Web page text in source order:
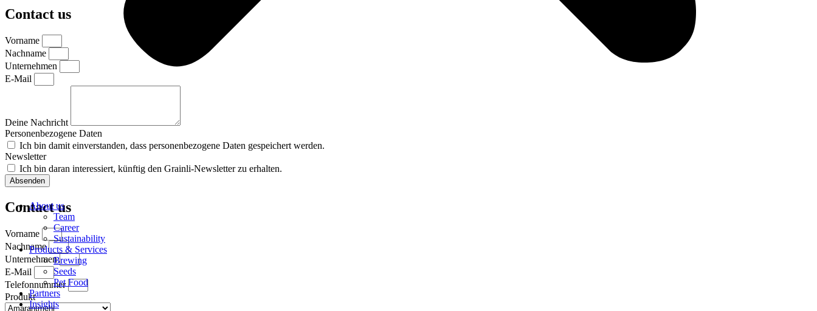
About us
Team
Career
Sustainability
Products & Services
Brewing
Seeds
Pet Food
Partners
Insights
Contact us
Vorname
Nachname
Unternehmen
E-Mail
Deine Nachricht
Personenbezogene Daten
Ich bin damit einverstanden, dass personenbezogene Daten gespeichert werden.
Newsletter
Ich bin daran interessiert, künftig den Grainli-Newsletter zu erhalten.
Absenden
Contact us
Vorname
Nachname
Unternehmen
E-Mail
Telefonnummer
Produkt